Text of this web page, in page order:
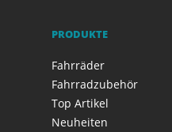
PRODUKTE
Fahrräder
Fahrradzubehör
Top Artikel
Neuheiten